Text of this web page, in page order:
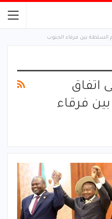
السلطة بين فرقاء الجنوب
اتفاق
فرقاء